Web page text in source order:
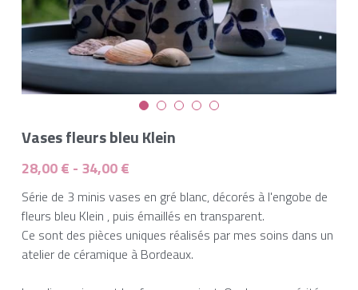
Vases fleurs bleu Klein
28,00 € - 34,00 €
Série de 3 minis vases en gré blanc, décorés à l'engobe de
fleurs bleu Klein , puis émaillés en transparent.
Ce sont des pièces uniques réalisés par mes soins dans un
atelier de céramique à Bordeaux.